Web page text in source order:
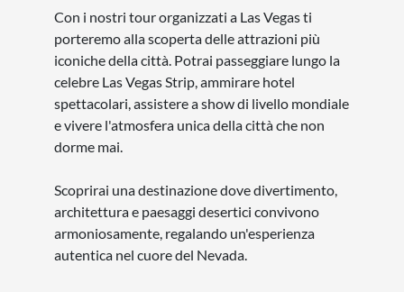
Con i nostri tour organizzati a Las Vegas ti
porteremo alla scoperta delle attrazioni più
iconiche della città. Potrai passeggiare lungo la
celebre Las Vegas Strip, ammirare hotel
spettacolari, assistere a show di livello mondiale
e vivere l'atmosfera unica della città che non
dorme mai.
Scoprirai una destinazione dove divertimento,
architettura e paesaggi desertici convivono
armoniosamente, regalando un'esperienza
autentica nel cuore del Nevada.